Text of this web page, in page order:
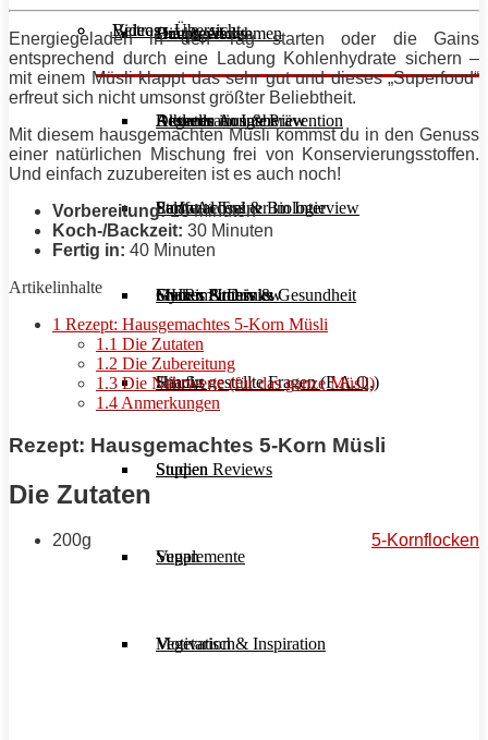
Diät & Abnehmen
Regeneration & Prävention
Stoffwechsel & Biologie
Frauen Fitness & Gesundheit
Häufig gestellte Fragen (F.A.Q.)
Studien Reviews
Supplemente
Motivation & Inspiration
Buchreviews
Hauptgerichte
Desserts
Salate
Shakes & Drinks
Snacks
Suppen
Vegan
Vegetarisch
Athleten im Interview
Personal Trainer im Interview
Gym im Interview
Videos
Aktuelle Ausgabe
Early Access
MHRx Archiv
Beitrags-Übersicht
Energiegeladen in den Tag starten oder die Gains
entsprechend durch eine Ladung Kohlenhydrate sichern –
mit einem Müsli klappt das sehr gut und dieses „Superfood“
erfreut sich nicht umsonst größter Beliebtheit.
Mit diesem hausgemachten Müsli kommst du in den Genuss
einer natürlichen Mischung frei von Konservierungsstoffen.
Und einfach zuzubereiten ist es auch noch!
Vorbereitung:10 Minuten
Koch-/Backzeit: 30 Minuten
Fertig in: 40 Minuten
Artikelinhalte
1 Rezept: Hausgemachtes 5-Korn Müsli
1.1 Die Zutaten
1.2 Die Zubereitung
1.3 Die Nährwerte (für das ganze Müsli)
1.4 Anmerkungen
Rezept: Hausgemachtes 5-Korn Müsli
Die Zutaten
200g 5-Kornflocken